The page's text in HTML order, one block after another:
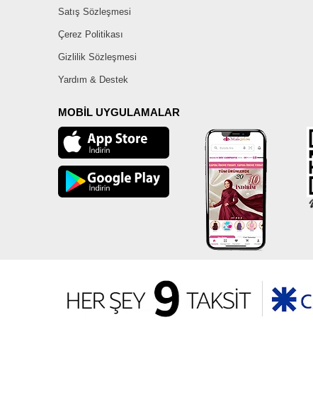
Satış Sözleşmesi
Çerez Politikası
Gizlilik Sözleşmesi
Yardım & Destek
MOBİL UYGULAMALAR